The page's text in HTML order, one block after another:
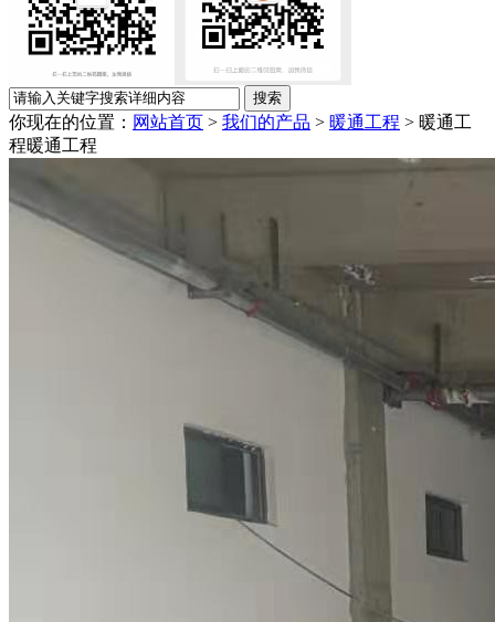
你现在的位置： 网站首页 > 我们的产品 > 暖通工程 > 暖通工
程暖通工程